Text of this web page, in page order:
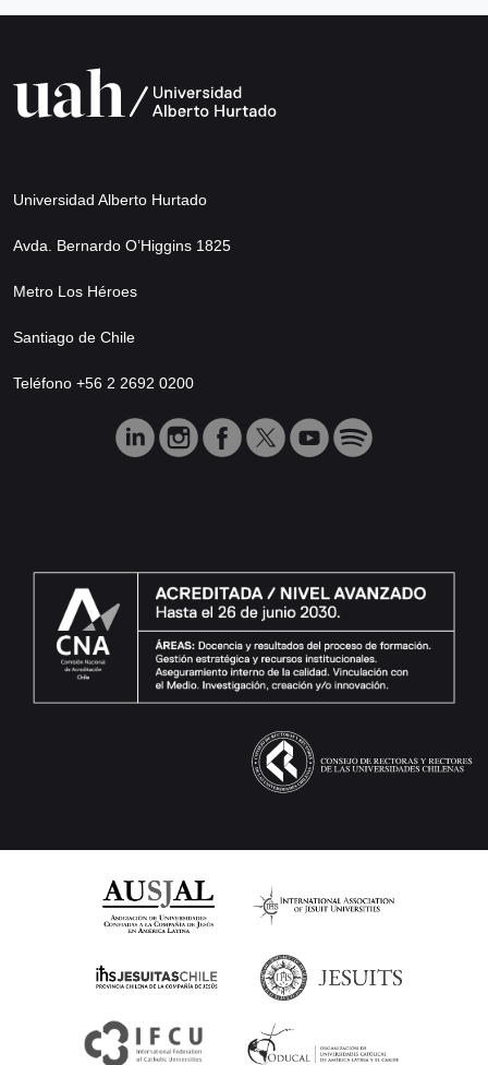
Universidad Alberto Hurtado
Avda. Bernardo O’Higgins 1825
Metro Los Héroes
Santiago de Chile
Teléfono +56 2 2692 0200